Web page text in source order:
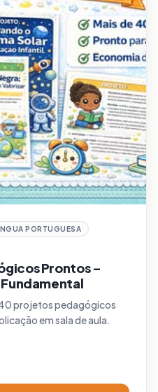
PORTUGUESA
Prontos –
projetos pedagógicos
em sala de aula.